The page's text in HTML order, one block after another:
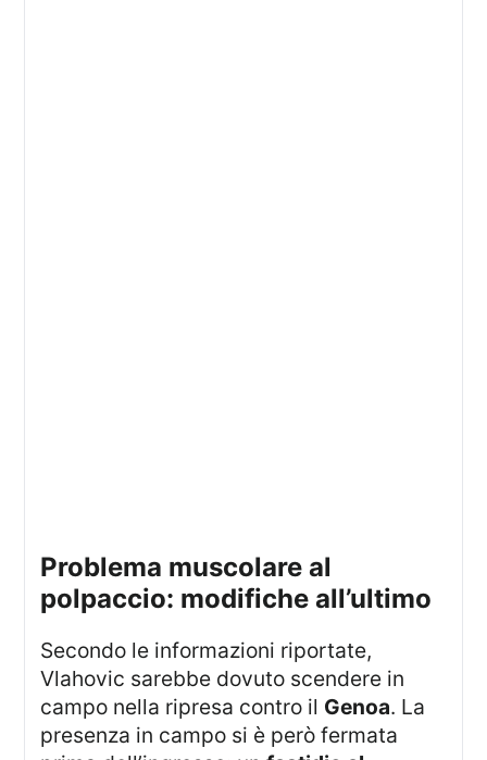
problema muscolare al
polpaccio: modifiche all’ultimo
Secondo le informazioni riportate,
Vlahovic sarebbe dovuto scendere in
campo nella ripresa contro il Genoa. La
presenza in campo si è però fermata